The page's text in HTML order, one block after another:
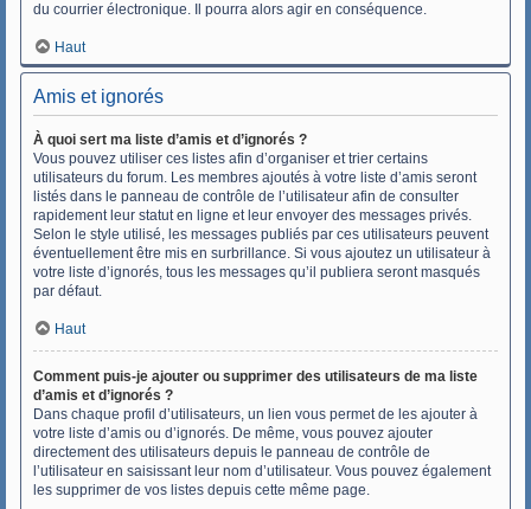
du courrier électronique. Il pourra alors agir en conséquence.
Haut
Amis et ignorés
À quoi sert ma liste d’amis et d’ignorés ?
Vous pouvez utiliser ces listes afin d’organiser et trier certains
utilisateurs du forum. Les membres ajoutés à votre liste d’amis seront
listés dans le panneau de contrôle de l’utilisateur afin de consulter
rapidement leur statut en ligne et leur envoyer des messages privés.
Selon le style utilisé, les messages publiés par ces utilisateurs peuvent
éventuellement être mis en surbrillance. Si vous ajoutez un utilisateur à
votre liste d’ignorés, tous les messages qu’il publiera seront masqués
par défaut.
Haut
Comment puis-je ajouter ou supprimer des utilisateurs de ma liste
d’amis et d’ignorés ?
Dans chaque profil d’utilisateurs, un lien vous permet de les ajouter à
votre liste d’amis ou d’ignorés. De même, vous pouvez ajouter
directement des utilisateurs depuis le panneau de contrôle de
l’utilisateur en saisissant leur nom d’utilisateur. Vous pouvez également
les supprimer de vos listes depuis cette même page.